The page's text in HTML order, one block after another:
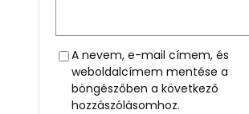
A nevem, e-mail címem, és
weboldalcímem mentése a
böngészőben a következő
hozzászólásomhoz.